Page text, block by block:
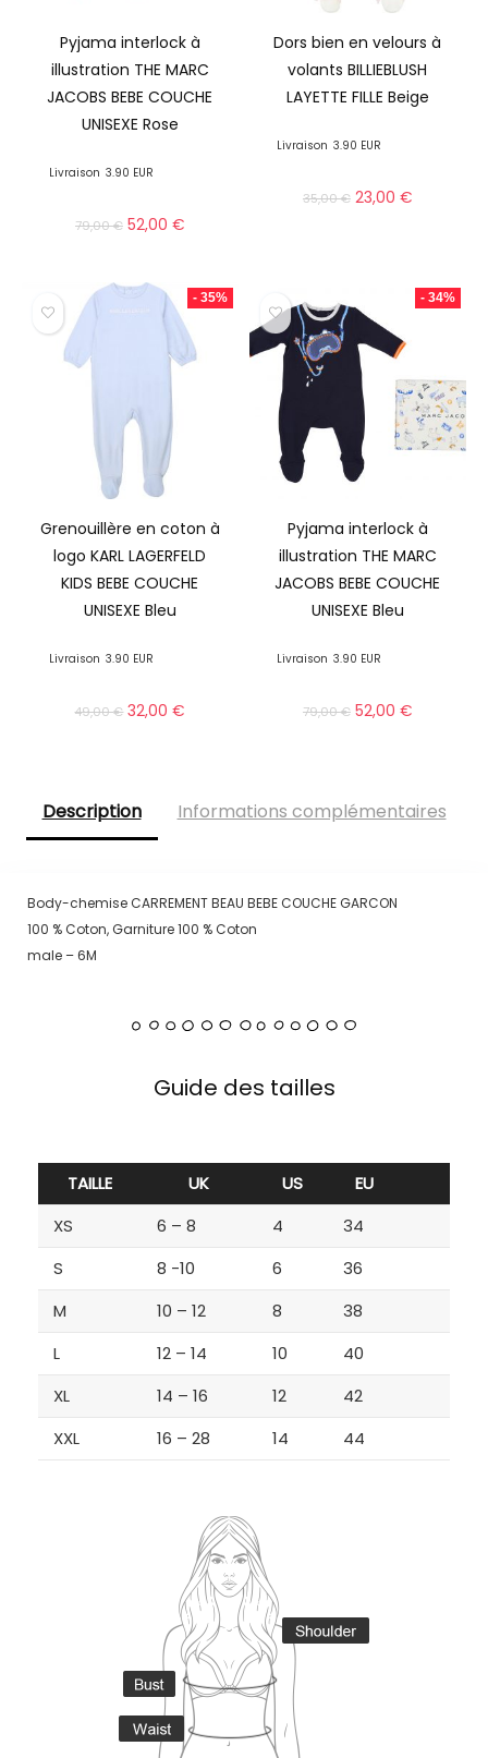
Pyjama interlock à
illustration THE MARC
JACOBS BEBE COUCHE
UNISEXE Rose
Livraison 3.90 EUR
79,00€ 52,00 €
Dors bien en velours à
volants BILLIEBLUSH
LAYETTE FILLE Beige
Livraison 3.90 EUR
35,00€ 23,00 €
- 35%
Grenouillère en coton à
logo KARL LAGERFELD
KIDS BEBE COUCHE
UNISEXE Bleu
Livraison 3.90 EUR
49,00€ 32,00€
- 34%
Pyjama interlock à
illustration THE MARC
JACOBS BEBE COUCHE
UNISEXE Bleu
Livraison 3.90 EUR
79,00€ 52,00 €
Description Informations complémentaires
Body-chemise CARREMENT BEAU BEBE COUCHE GARCON
100 % Coton, Garniture 100 % Coton
male – 6M
Guide des tailles
TAILLE UK US
EU
XS
6 – 8 4
34
S
8 -10 6
36
M
10 – 12 8
38
L
12 – 14 10
40
XL
14 – 16 12
42
XXL
16 – 28 14 44